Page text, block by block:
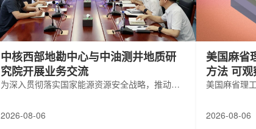
中核西部地勘中心与中油测井地质研
究院开展业务交流
为深入贯彻落实国家能源资源安全战略，推动油
2026-08-06
美国麻省
方法 可观
美国麻省理
2026-08-06